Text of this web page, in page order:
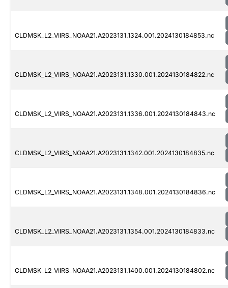
CLDMSK_L2_VIIRS_NOAA21.A2023131.1324.001.2024130184853.nc
CLDMSK_L2_VIIRS_NOAA21.A2023131.1330.001.2024130184822.nc
CLDMSK_L2_VIIRS_NOAA21.A2023131.1336.001.2024130184843.nc
CLDMSK_L2_VIIRS_NOAA21.A2023131.1342.001.2024130184835.nc
CLDMSK_L2_VIIRS_NOAA21.A2023131.1348.001.2024130184836.nc
CLDMSK_L2_VIIRS_NOAA21.A2023131.1354.001.2024130184833.nc
CLDMSK_L2_VIIRS_NOAA21.A2023131.1400.001.2024130184802.nc